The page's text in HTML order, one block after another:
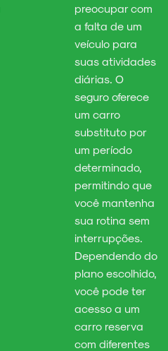
preocupar com
a falta de um
veículo para
suas atividades
diárias. O
seguro oferece
um carro
substituto por
um período
determinado,
permitindo que
você mantenha
sua rotina sem
interrupções.
Dependendo do
plano escolhido,
você pode ter
acesso a um
carro reserva
com diferentes